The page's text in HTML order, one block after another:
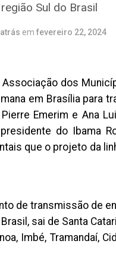
Sul do Brasil
em fevereiro 22, 2024
Associação dos
em Brasília para
Emerim e Ana
do Ibama
que o projeto da
de transmissão de
sai de Santa
Imbé, Tramandaí,